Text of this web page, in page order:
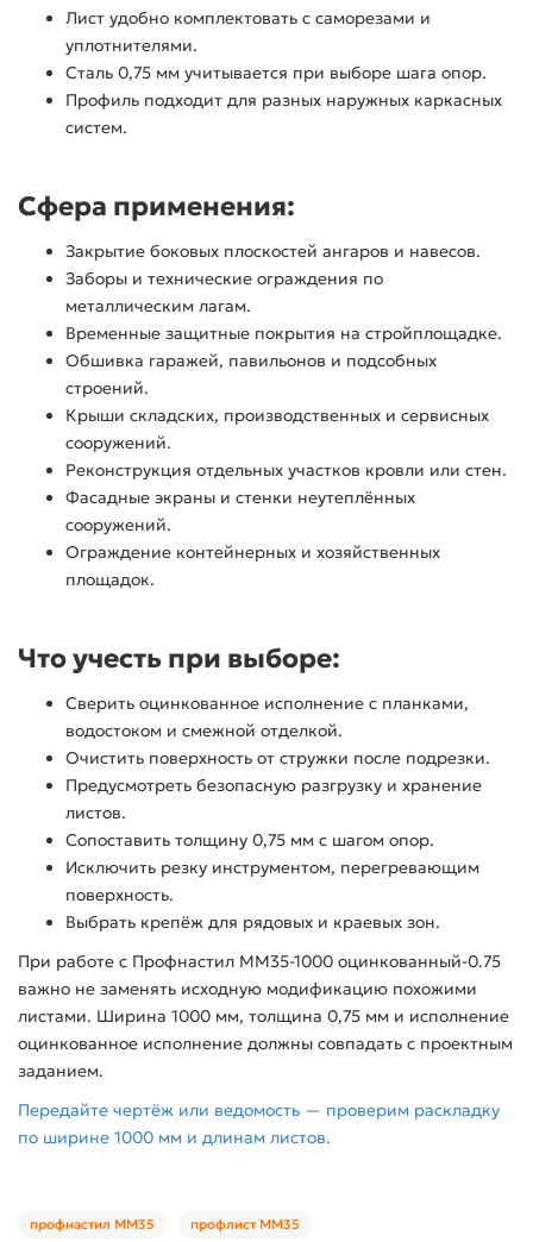
Лист удобно комплектовать с саморезами и
уплотнителями.
Сталь 0,75 мм учитывается при выборе шага опор.
Профиль подходит для разных наружных каркасных
систем.
Сфера применения:
Закрытие боковых плоскостей ангаров и навесов.
Заборы и технические ограждения по
металлическим лагам.
Временные защитные покрытия на стройплощадке.
Обшивка гаражей, павильонов и подсобных
строений.
Крыши складских, производственных и сервисных
сооружений.
Реконструкция отдельных участков кровли или стен.
Фасадные экраны и стенки неутеплённых
сооружений.
Ограждение контейнерных и хозяйственных
площадок.
Что учесть при выборе:
Сверить оцинкованное исполнение с планками,
водостоком и смежной отделкой.
Очистить поверхность от стружки после подрезки.
Предусмотреть безопасную разгрузку и хранение
листов.
Сопоставить толщину 0,75 мм с шагом опор.
Исключить резку инструментом, перегревающим
поверхность.
Выбрать крепёж для рядовых и краевых зон.
При работе с Профнастил ММ35-1000 оцинкованный-0.75
важно не заменять исходную модификацию похожими
листами. Ширина 1000 мм, толщина 0,75 мм и исполнение
оцинкованное исполнение должны совпадать с проектным
заданием.
Передайте чертёж или ведомость — проверим раскладку
по ширине 1000 мм и длинам листов.
профнастил ММ35 профлист ММ35